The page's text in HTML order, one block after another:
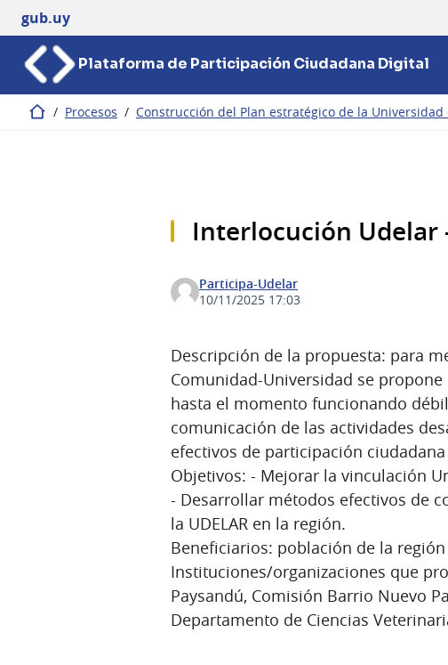
gub.uy
Plataforma de Participación Ciudadana Digital
Inicio / Procesos / Construcción del Plan estratégico de la
Interlocución Udelar
Participa-Udelar
10/11/2025 17:03
Descripción de la propuesta: para
Comunidad-Universidad se
hasta el momento funcionando
comunicación de las actividades
efectivos de participación
Objetivos: - Mejorar la vinculación
- Desarrollar métodos efectivos de
la UDELAR en la región.
Beneficiarios: población de la región
Instituciones/organizaciones que
Paysandú, Comisión Barrio Nuevo
Departamento de Ciencias